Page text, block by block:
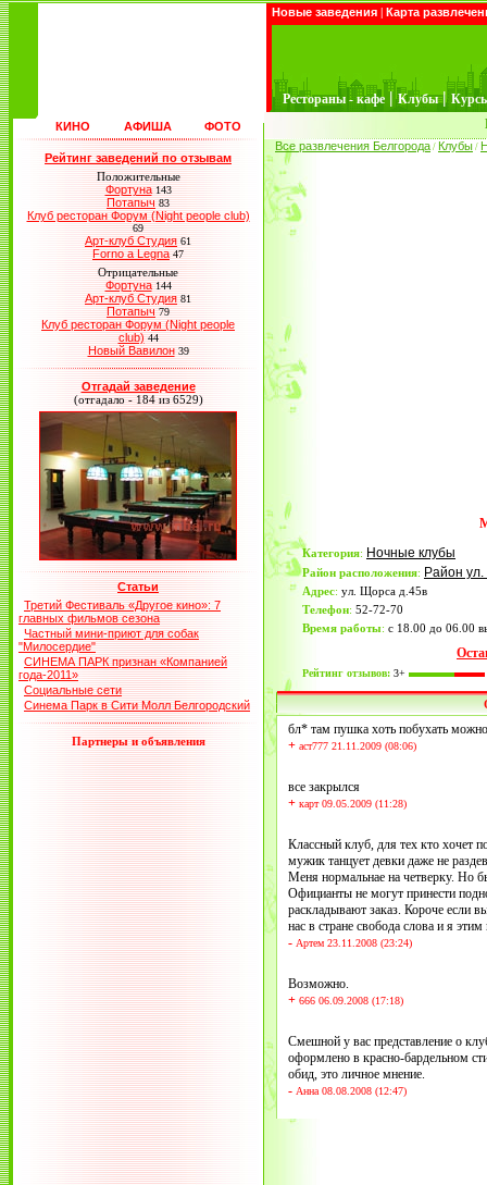
Новые заведения | Карта
Рестораны - кафе | Клубы |
КИНО АФИША ФОТО
Рейтинг заведений по отзывам
Положительные
Фортуна 143
Потапыч 83
Клуб ресторан Форум (Night people club)
69
Арт-клуб Студия 61
Forno a Legna 47
Отрицательные
Фортуна 144
Арт-клуб Студия 81
Потапыч 79
Клуб ресторан Форум (Night people
club) 44
Новый Вавилон 39
Отгадай заведение
(отгадало - 184 из 6529)
Статьи
Третий Фестиваль «Другое кино»: 7
главных фильмов сезона
Частный мини-приют для собак
"Милосердие"
СИНЕМА ПАРК признан «Компанией
года-2011»
Социальные сети
Синема Парк в Сити Молл Белгородский
Партнеры и объявления
Все развлечения Белгорода / Клубы /
Категория: Ночные клубы
Район расположения: Район
Адрес: ул. Щорса д.45в
Телефон: 52-72-70
Время работы: с 18.00 до 06.00
Рейтинг отзывов: 3+
бл* там пушка хоть побухать
+ аст777 21.11.2009 (08:06)
все закрылся
+ карт 09.05.2009 (11:28)
Классный клуб, для тех кто хочет
мужик танцует девки даже не
Меня нормальнае на четверку. Но
Официанты не могут принести
раскладывают заказ. Короче если
нас в стране свобода слова и я
- Aртeм 23.11.2008 (23:24)
Возможно.
+ 666 06.09.2008 (17:18)
Смешной у вас представление о
оформлено в красно-бардельном
обид, это личное мнение.
- Анна 08.08.2008 (12:47)